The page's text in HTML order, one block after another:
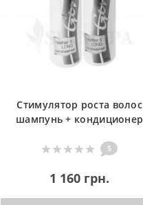
Стимулятор роста волос
шампунь + кондиционер
5
1 160 грн.